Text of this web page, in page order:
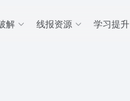
解 线报资源 学习提升